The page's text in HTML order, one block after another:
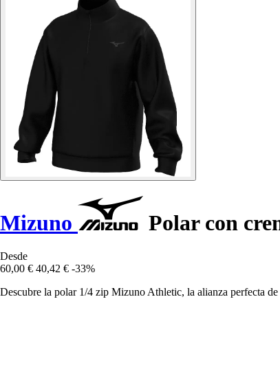
Mizuno Polar con
Desde
60,00 € 40,42 € -33%
Descubre la polar 1/4 zip Mizuno Athletic, la alianza perfecta